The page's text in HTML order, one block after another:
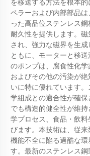
を移送する方法を根本
ペラーおよび内部部品
った高品位ステンレス
耐久性を提供します。
され、強力な磁界を生
ともに、モーターと移
のポンプは、腐食性化
およびその他の汚染が
いに特に優れています
学組成との適合性が確
でも構造的健全性が維
学プロセス、食品・飲
びます。本技術は、従
機能不全に陥る過酷な
す。最新のステンレス